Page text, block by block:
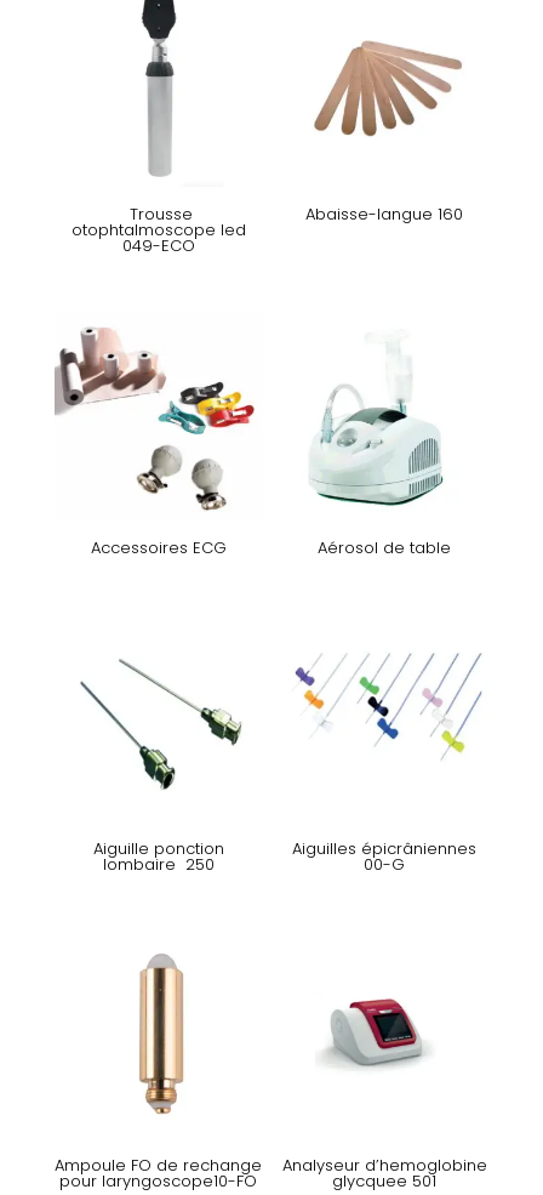
Trousse
otophtalmoscope led
049-ECO
Abaisse-langue 160
Accessoires ECG Aérosol de table
Aiguille ponction
lombaire 250
Aiguilles épicrâniennes
00-G
Ampoule FO de rechange
pour laryngoscope10-FO
Analyseur d’hemoglobine
glycquee 501